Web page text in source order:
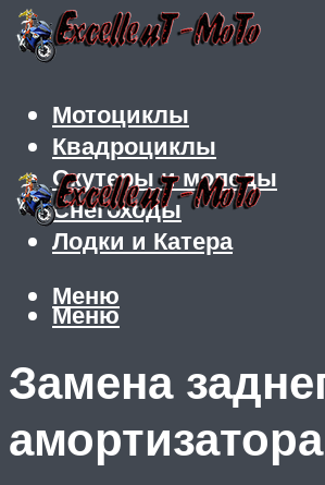
Мотоциклы
Квадроциклы
Скутеры и мопеды
Снегоходы
Лодки и Катера
Меню
Меню
Замена